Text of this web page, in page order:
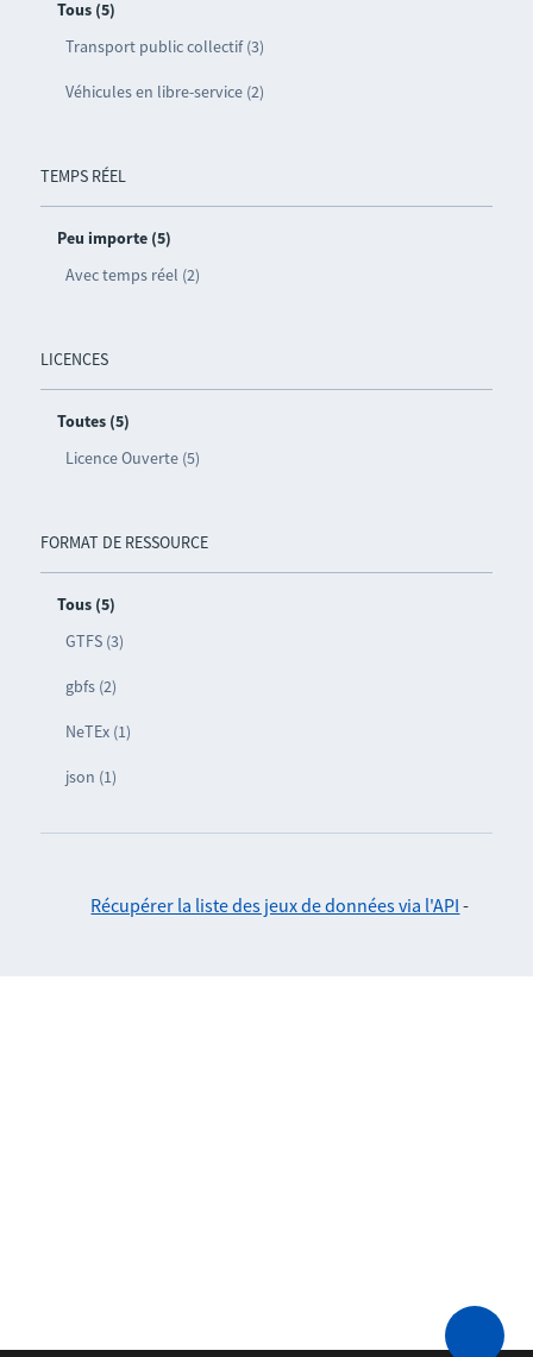
Tous (5)
Transport public collectif (3)
Véhicules en libre-service (2)
TEMPS RÉEL
Peu importe (5)
Avec temps réel (2)
LICENCES
Toutes (5)
Licence Ouverte (5)
FORMAT DE RESSOURCE
Tous (5)
GTFS (3)
gbfs (2)
NeTEx (1)
json (1)
Récupérer la liste des jeux de données via l'API -